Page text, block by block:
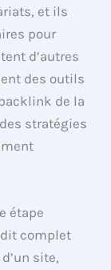
et ils
pour
d’autres
des outils
de la
stratégies
étape
complet
site,